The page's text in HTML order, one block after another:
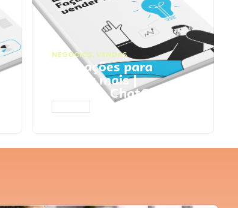
NEGÓCIOS, VENDAS
Faça ações para
vender mais |
Prompts ChatGPT